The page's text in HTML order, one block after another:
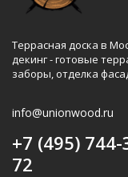
Террасная доска в
декинг - готовые
заборы, отделка
info@unionwood.ru
+7 (495) 744-
72